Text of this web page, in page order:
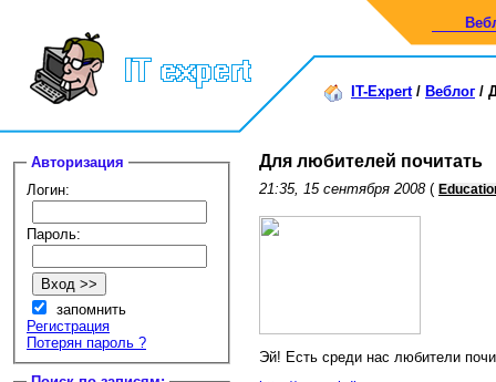
IT-Expert/ Веблог /
Авторизация
Логин:
Пароль:
запомнить
Регистрация
Потерян пароль ?
Для любителей почитать
21:35, 15 сентября 2008 (
Эй! Есть среди нас любители